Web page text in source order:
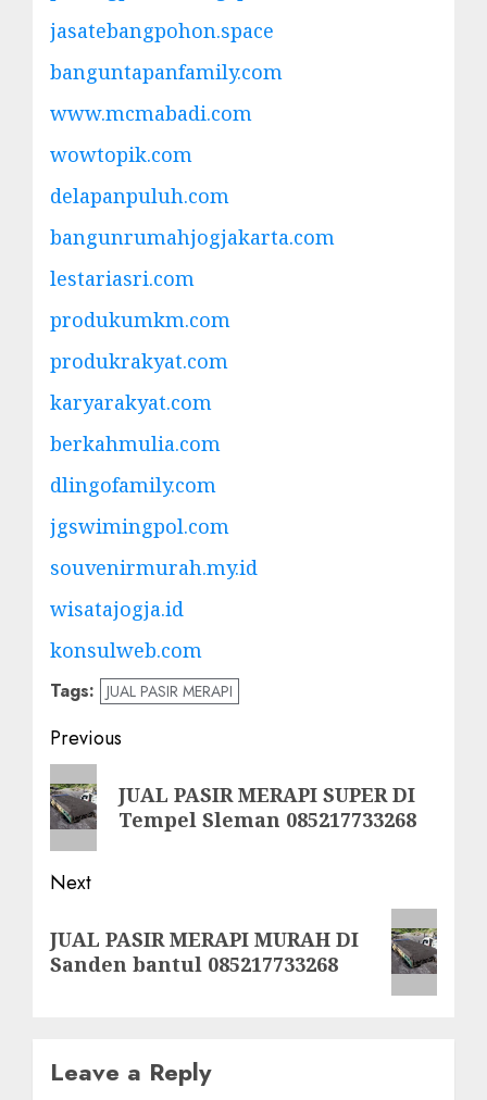
jasatebangpohon.space
banguntapanfamily.com
www.mcmabadi.com
wowtopik.com
delapanpuluh.com
bangunrumahjogjakarta.com
lestariasri.com
produkumkm.com
produkrakyat.com
karyarakyat.com
berkahmulia.com
dlingofamily.com
jgswimingpol.com
souvenirmurah.my.id
wisatajogja.id
konsulweb.com
Tags: JUAL PASIR MERAPI
Post
navigation
Previous
Previous
post:
JUAL PASIR MERAPI SUPER DI
Tempel Sleman 085217733268
Next
post:
JUAL PASIR MERAPI MURAH DI
Sanden bantul 085217733268
Leave a Reply